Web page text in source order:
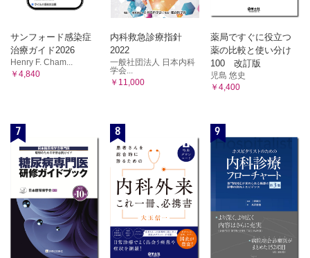
サンフォード感染症
治療ガイド2026
Henry F. Cham...
￥4,840
内科救急診療指針
2022
一般社団法人 日本内科
学会...
￥11,000
薬局ですぐに役立つ
薬の比較と使い分け
100 改訂版
児島 悠史
￥4,400
7 8 9